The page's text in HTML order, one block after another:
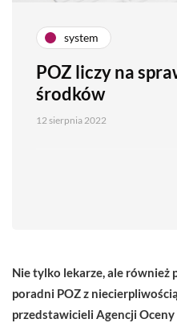
system
POZ liczy na
środków
12 sierpnia 2022
Nie tylko lekarze, ale również
poradni POZ z
przedstawicieli Agencji